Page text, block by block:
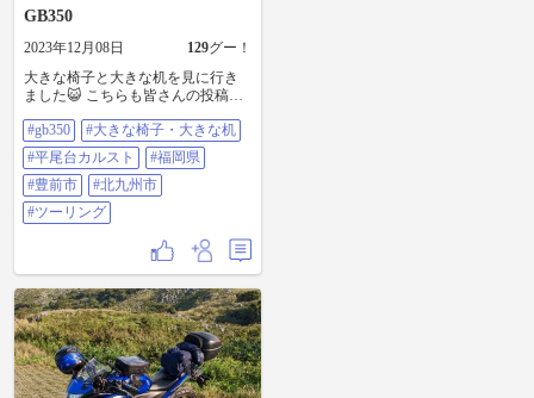
GB350
2023年12月08日 129グー！
大きな椅子と大きな机を見に行き
ました😺 こちらも皆さんの投稿を
月伐株山に行く前にも行ったので
すがその時は曇ってました…☁️😂
でも今日はいい天気☀️✌️ そしてや
っぱりデカい😲 その後平尾台にも
行きました😺 雲のない日にのんび
り走る山道は最高✨ 最後は平尾台
をぬけたところで見えたお山です
すごく三角に見えたもので😯つい
📸 本日で3泊4日の九州ツーリング
は終了です 当初は長崎のみ2泊の予
定だったけど阿蘇山に行けたので3
泊に変更して良かった😃 これでま
た来年も頑張れそう👍 #GB350 #大
きな椅子・大きな机 #平尾台カルス
ト #福岡県 #豊前市 #北九州市 #ツ
#gb350
#大きな椅子・大きな机
#平尾台カルスト
#福岡県
#豊前市
#北九州市
#ツーリング